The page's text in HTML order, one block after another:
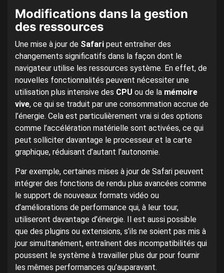
Modifications dans la gestion
des ressources
Une mise à jour de Safari peut entraîner des
changements significatifs dans la façon dont le
navigateur utilise les ressources système. En effet, de
nouvelles fonctionnalités peuvent nécessiter une
utilisation plus intensive des CPU ou de la mémoire
vive, ce qui se traduit par une consommation accrue de
l’énergie. Cela est particulièrement vrai si des options
comme l’accélération matérielle sont activées, ce qui
peut solliciter davantage le processeur et la carte
graphique, réduisant d’autant l’autonomie.
Par exemple, certaines mises à jour de Safari peuvent
intégrer des fonctions de rendu plus avancées comme
le support de nouveaux formats vidéo ou
d’améliorations de performance qui, à leur tour,
utiliseront davantage d’énergie. Il est aussi possible
que des plugins ou extensions, s’ils ne soient pas mis à
jour simultanément, entraînent des incompatibilités qui
poussent le système à travailler plus dur pour fournir
les mêmes performances qu’auparavant.